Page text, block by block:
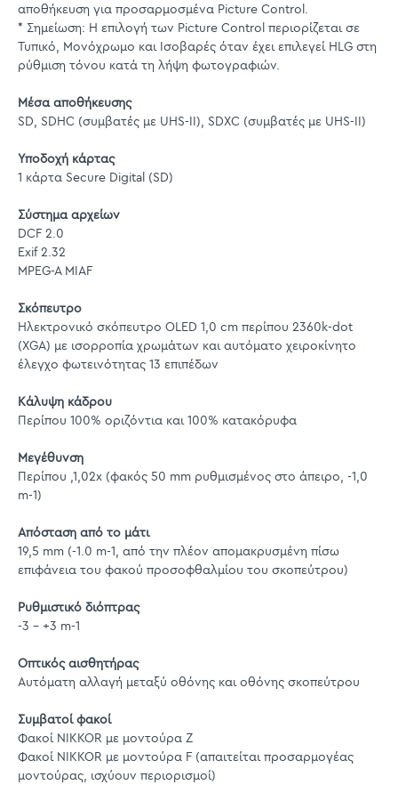
αποθήκευση για προσαρμοσμένα Picture Control.
* Σημείωση: Η επιλογή των Picture Control περιορίζεται σε
Τυπικό, Μονόχρωμο και Ισοβαρές όταν έχει επιλεγεί HLG στη
ρύθμιση τόνου κατά τη λήψη φωτογραφιών.
Μέσα αποθήκευσης
SD, SDHC (συμβατές με UHS-II), SDXC (συμβατές με UHS-II)
Υποδοχή κάρτας
1 κάρτα Secure Digital (SD)
Σύστημα αρχείων
DCF 2.0
Exif 2.32
MPEG-A MIAF
Σκόπευτρο
Hλεκτρονικό σκόπευτρο OLED 1,0 cm περίπου 2360k-dot
(XGA) με ισορροπία χρωμάτων και αυτόματο χειροκίνητο
έλεγχο φωτεινότητας 13 επιπέδων
Κάλυψη κάδρου
Περίπου 100% οριζόντια και 100% κατακόρυφα
Μεγέθυνση
Περίπου ,1,02x (φακός 50 mm ρυθμισμένος στο άπειρο, -1,0
m-1)
Απόσταση από το μάτι
19,5 mm (-1.0 m-1, από την πλέον απομακρυσμένη πίσω
επιφάνεια του φακού προσοφθαλμίου του σκοπεύτρου)
Ρυθμιστικό διόπτρας
-3 - +3 m-1
Οπτικός αισθητήρας
Αυτόματη αλλαγή μεταξύ οθόνης και οθόνης σκοπεύτρου
Συμβατοί φακοί
Φακοί NIKKOR με μοντούρα Z
Φακοί NIKKOR με μοντούρα F (απαιτείται προσαρμογέας
μοντούρας, ισχύουν περιορισμοί)